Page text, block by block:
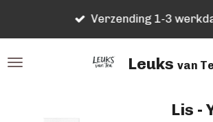
de
Leuks van
Verzending 1-3
Lis -